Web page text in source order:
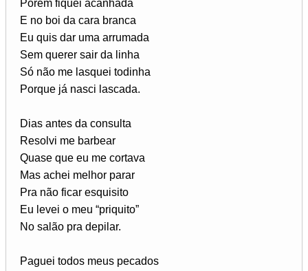
Porém fiquei acanhada
E no boi da cara branca
Eu quis dar uma arrumada
Sem querer sair da linha
Só não me lasquei todinha
Porque já nasci lascada.
Dias antes da consulta
Resolvi me barbear
Quase que eu me cortava
Mas achei melhor parar
Pra não ficar esquisito
Eu levei o meu “priquito”
No salão pra depilar.
Paguei todos meus pecados